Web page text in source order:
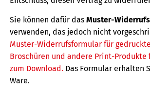
Sie können dafür das Muster-
verwenden, das jedoch nicht
Muster-Widerrufsformular für
Broschüren und andere Print-Produkte
zum Download. Das Formular erhalten
Ware.